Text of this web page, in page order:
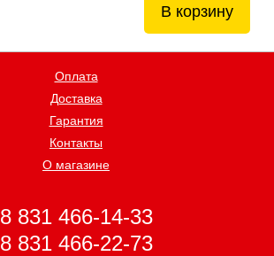
В корзину
Оплата
Доставка
Гарантия
Контакты
О магазине
8 831 466-14-33
8 831 466-22-73